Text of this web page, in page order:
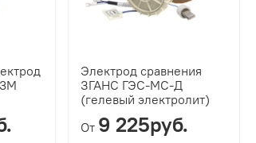
Электрод сравнения
ЗГАНС ГЭС-МС-Д
(гелевый электролит)
От 9 225руб.